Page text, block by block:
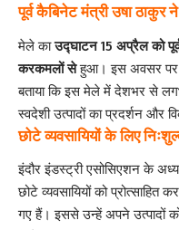
पूर्व कैबिनेट मंत्री उषा ठाकुर
मेले काउद्घाटन 15 अप्रैल को
करकमलों सेहुआ। इस अवसर पर
बताया कि इस मेले में देशभर से
स्वदेशी उत्पादों का प्रदर्शन और
छोटे व्यवसायियों के लिए
इंदौर इंडस्ट्री एसोसिएशन के
छोटे व्यवसायियों को
गए हैं। इससे उन्हें अपने उत्पादों